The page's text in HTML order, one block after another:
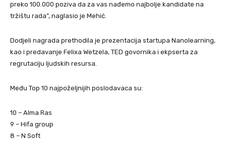
preko 100.000 poziva da za vas nađemo najbolje kandidate na
tržištu rada”, naglasio je Mehić.
Dodjeli nagrada prethodila je prezentacija startupa Nanolearning,
kao i predavanje Felixa Wetzela, TED govornika i ekpserta za
regrutaciju ljudskih resursa.
Među Top 10 najpoželjnijih poslodavaca su:
10 – Alma Ras
9 – Hifa group
8 – N Soft